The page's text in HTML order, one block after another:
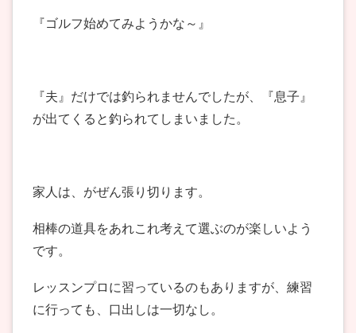
『ゴルフ始めてみようかな～』
『夫』だけでは釣られませんでしたが、『息子』
が出てくると釣られてしまいました。
家人は、がぜん張り切ります。
相棒の道具をあれこれ考えて選ぶのが楽しいよう
です。
レッスンプロに習っているのもありますが、練習
に行っても、口出しは一切なし。